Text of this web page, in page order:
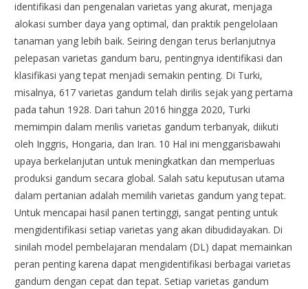
identifikasi dan pengenalan varietas yang akurat, menjaga
alokasi sumber daya yang optimal, dan praktik pengelolaan
tanaman yang lebih baik. Seiring dengan terus berlanjutnya
pelepasan varietas gandum baru, pentingnya identifikasi dan
klasifikasi yang tepat menjadi semakin penting. Di Turki,
misalnya, 617 varietas gandum telah dirilis sejak yang pertama
pada tahun 1928. Dari tahun 2016 hingga 2020, Turki
memimpin dalam merilis varietas gandum terbanyak, diikuti
oleh Inggris, Hongaria, dan Iran. 10 Hal ini menggarisbawahi
upaya berkelanjutan untuk meningkatkan dan memperluas
produksi gandum secara global. Salah satu keputusan utama
dalam pertanian adalah memilih varietas gandum yang tepat.
Untuk mencapai hasil panen tertinggi, sangat penting untuk
mengidentifikasi setiap varietas yang akan dibudidayakan. Di
sinilah model pembelajaran mendalam (DL) dapat memainkan
peran penting karena dapat mengidentifikasi berbagai varietas
gandum dengan cepat dan tepat. Setiap varietas gandum